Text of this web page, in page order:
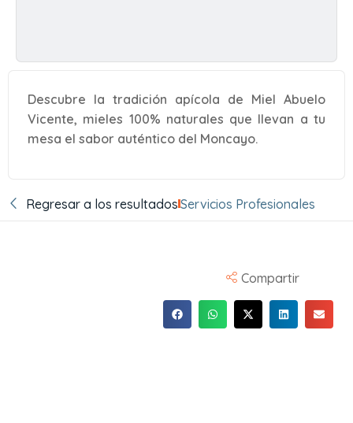
Descubre la tradición apícola de Miel Abuelo
Vicente, mieles 100% naturales que llevan a tu
mesa el sabor auténtico del Moncayo.
Regresar a los resultadosServicios Profesionales
Compartir